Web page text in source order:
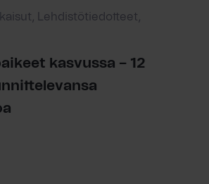
Lehdistötiedotteet,
kasvussa – 12